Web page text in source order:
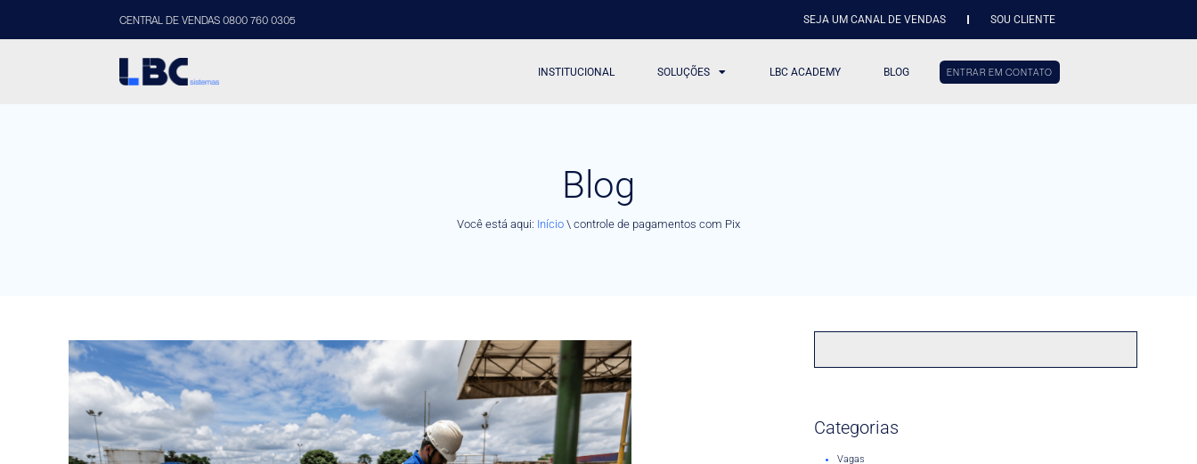
CENTRAL DE VENDAS 0800 760 0305 SEJA UM CANAL DE VENDAS SOU CLIENTE
INSTITUCIONAL SOLUÇÕES LBC ACADEMY BLOG ENTRAR EM CONTATO
Blog
Você está aqui: Início \ controle de pagamentos com Pix
Categorias
Vagas